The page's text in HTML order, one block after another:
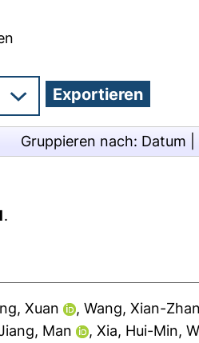
Gruppieren nach: Datum
.
Xuan , Wang, Xian-
Man , Xia, Hui-Min,